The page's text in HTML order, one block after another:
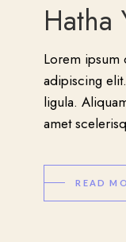
Hatha
Lorem ipsum
adipiscing
ligula.
amet
READ